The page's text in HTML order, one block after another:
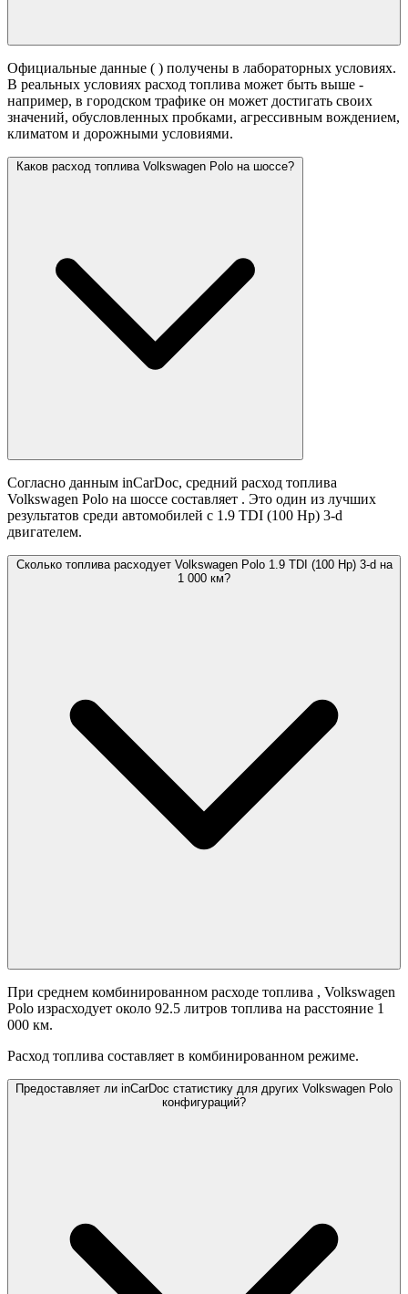
Официальные данные ( ) получены в лабораторных условиях.
В реальных условиях расход топлива может быть выше -
например, в городском трафике он может достигать своих
значений, обусловленных пробками, агрессивным вождением,
климатом и дорожными условиями.
Каков расход топлива Volkswagen Polo на шоссе?
Согласно данным inCarDoc, средний расход топлива
Volkswagen Polo на шоссе составляет . Это один из лучших
результатов среди автомобилей с 1.9 TDI (100 Hp) 3-d
двигателем.
Сколько топлива расходует Volkswagen Polo 1.9 TDI (100 Hp) 3-d на
1 000 км?
При среднем комбинированном расходе топлива , Volkswagen
Polo израсходует около 92.5 литров топлива на расстояние 1
000 км.
Расход топлива составляет в комбинированном режиме.
Предоставляет ли inCarDoc статистику для других Volkswagen Polo
конфигураций?